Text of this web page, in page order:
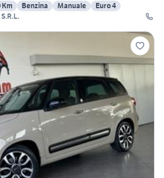
Km Benzina Manuale
Euro 4